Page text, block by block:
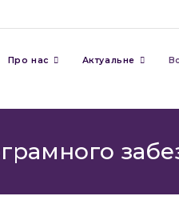
Про нас Актуальне